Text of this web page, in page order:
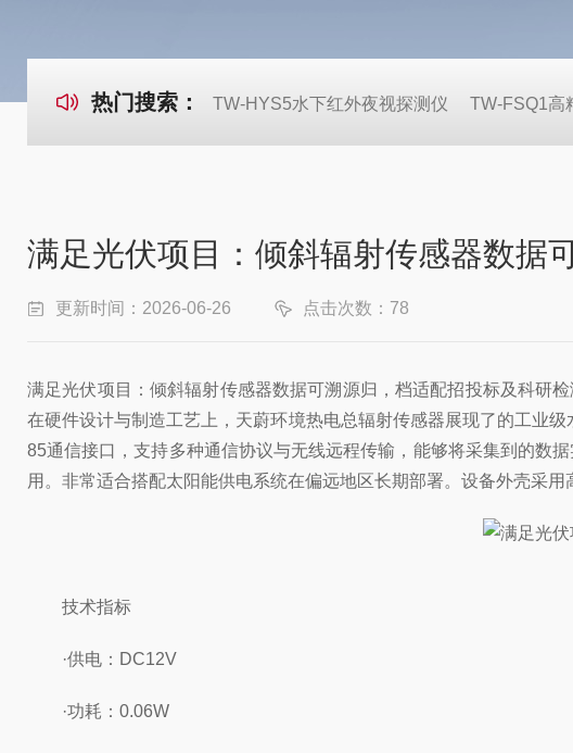
热门搜索： TW-HYS5水下红外夜视探测仪 TW-FSQ1高
满足光伏项目：倾斜辐射传感器数据
更新时间：2026-06-26 点击次数：78
满足光伏项目：倾斜辐射传感器数据可溯源归，档适配招投标及科研
在硬件设计与制造工艺上，天蔚环境热电总辐射传感器展现了的工业
85通信接口，支持多种通信协议与无线远程传输，能够将采集到的数
用。非常适合搭配太阳能供电系统在偏远地区长期部署。设备外壳采
技术指标
·供电：DC12V
·功耗：0.06W